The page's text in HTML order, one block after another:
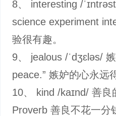
8、 interesting /
science experiment
验很有趣。
9、 jealous /ˈdʒɛləs/
peace.” 嫉妒的心永远
10、 kind /kaɪnd/ 善
Proverb 善良不花一分